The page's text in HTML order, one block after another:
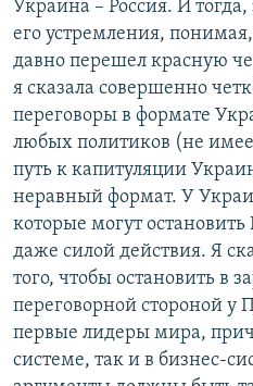
Украина – Россия. И
его устремления,
давно перешел красную
я сказала совершенно
переговоры в формате
любых политиков (не
путь к капитуляции
неравный формат. У
которые могут
даже силой действия. Я
того, чтобы остановить в
переговорной стороной у
первые лидеры мира,
системе, так и в бизнес-